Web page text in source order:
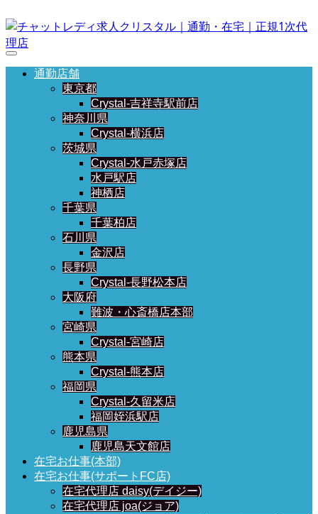
通勤店舗
東京都
Crystal-吉祥寺駅前店
神奈川県
Crystal-横浜店
茨城県
Crystal-水戸赤塚店
水戸駅店
神栖店
千葉県
千葉柏店
石川県
金沢店
長野県
Crystal-長野松本店
大阪府
難波・心斎橋店本部
宮崎県
Crystal-宮崎店
熊本県
Crystal-熊本店
福岡県
Crystal-久留米店
福岡姪浜駅店
鹿児島県
鹿児島天文館店
在宅お仕事(本部)
在宅お仕事(サポートFC店)
在宅代理店 daisy(デイジー)
在宅代理店 joa(ジョア)